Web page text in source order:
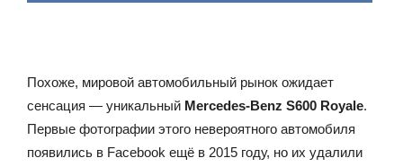
Похоже, мировой автомобильный рынок ожидает
сенсация — уникальный Mercedes-Benz S600 Royale.
Первые фотографии этого невероятного автомобиля
появились в Facebook ещё в 2015 году, но их удалили